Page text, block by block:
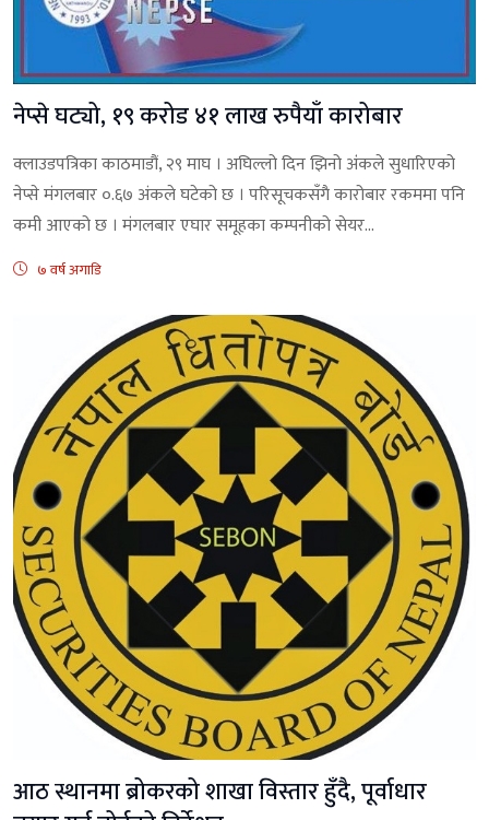
नेप्से घट्यो, १९ करोड ४१ लाख रुपैयाँ कारोबार
क्लाउडपत्रिका काठमाडौं, २९ माघ । अघिल्लो दिन झिनो अंंकले सुधारिएको
नेप्से मंगलबार ०.६७ अंकले घटेको छ । परिसूचकसँगै कारोबार रकममा पनि
कमी आएको छ । मंगलबार एघार समूहका कम्पनीको सेयर...
७ वर्ष अगाडि
आठ स्थानमा ब्रोकरको शाखा विस्तार हुँदै, पूर्वाधार